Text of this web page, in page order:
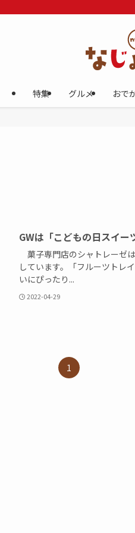
特集 グルメ おで
GWは「こどもの日スイ
菓子専門店のシャトレーゼ
しています。「フルーツトレ
いにぴったり...
2022-04-29
1